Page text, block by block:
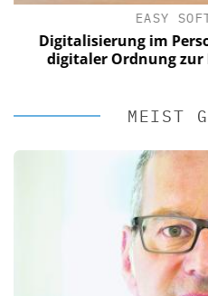
EASY
Digitalisierung im
digitaler Ordnung zur
MEIST